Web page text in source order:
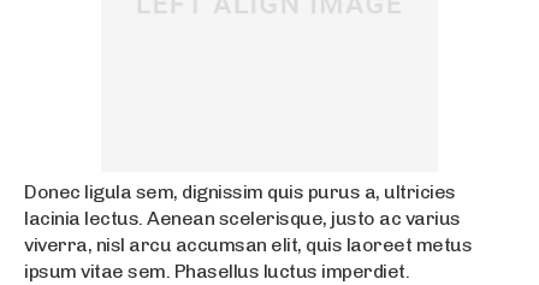
Donec ligula sem, dignissim quis purus a, ultricies
lacinia lectus. Aenean scelerisque, justo ac varius
viverra, nisl arcu accumsan elit, quis laoreet metus
ipsum vitae sem. Phasellus luctus imperdiet.